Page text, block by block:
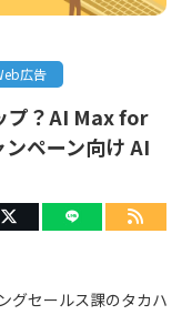
プ？AI Max for
ペーン向け AI
広告
グセールス課のタカハ